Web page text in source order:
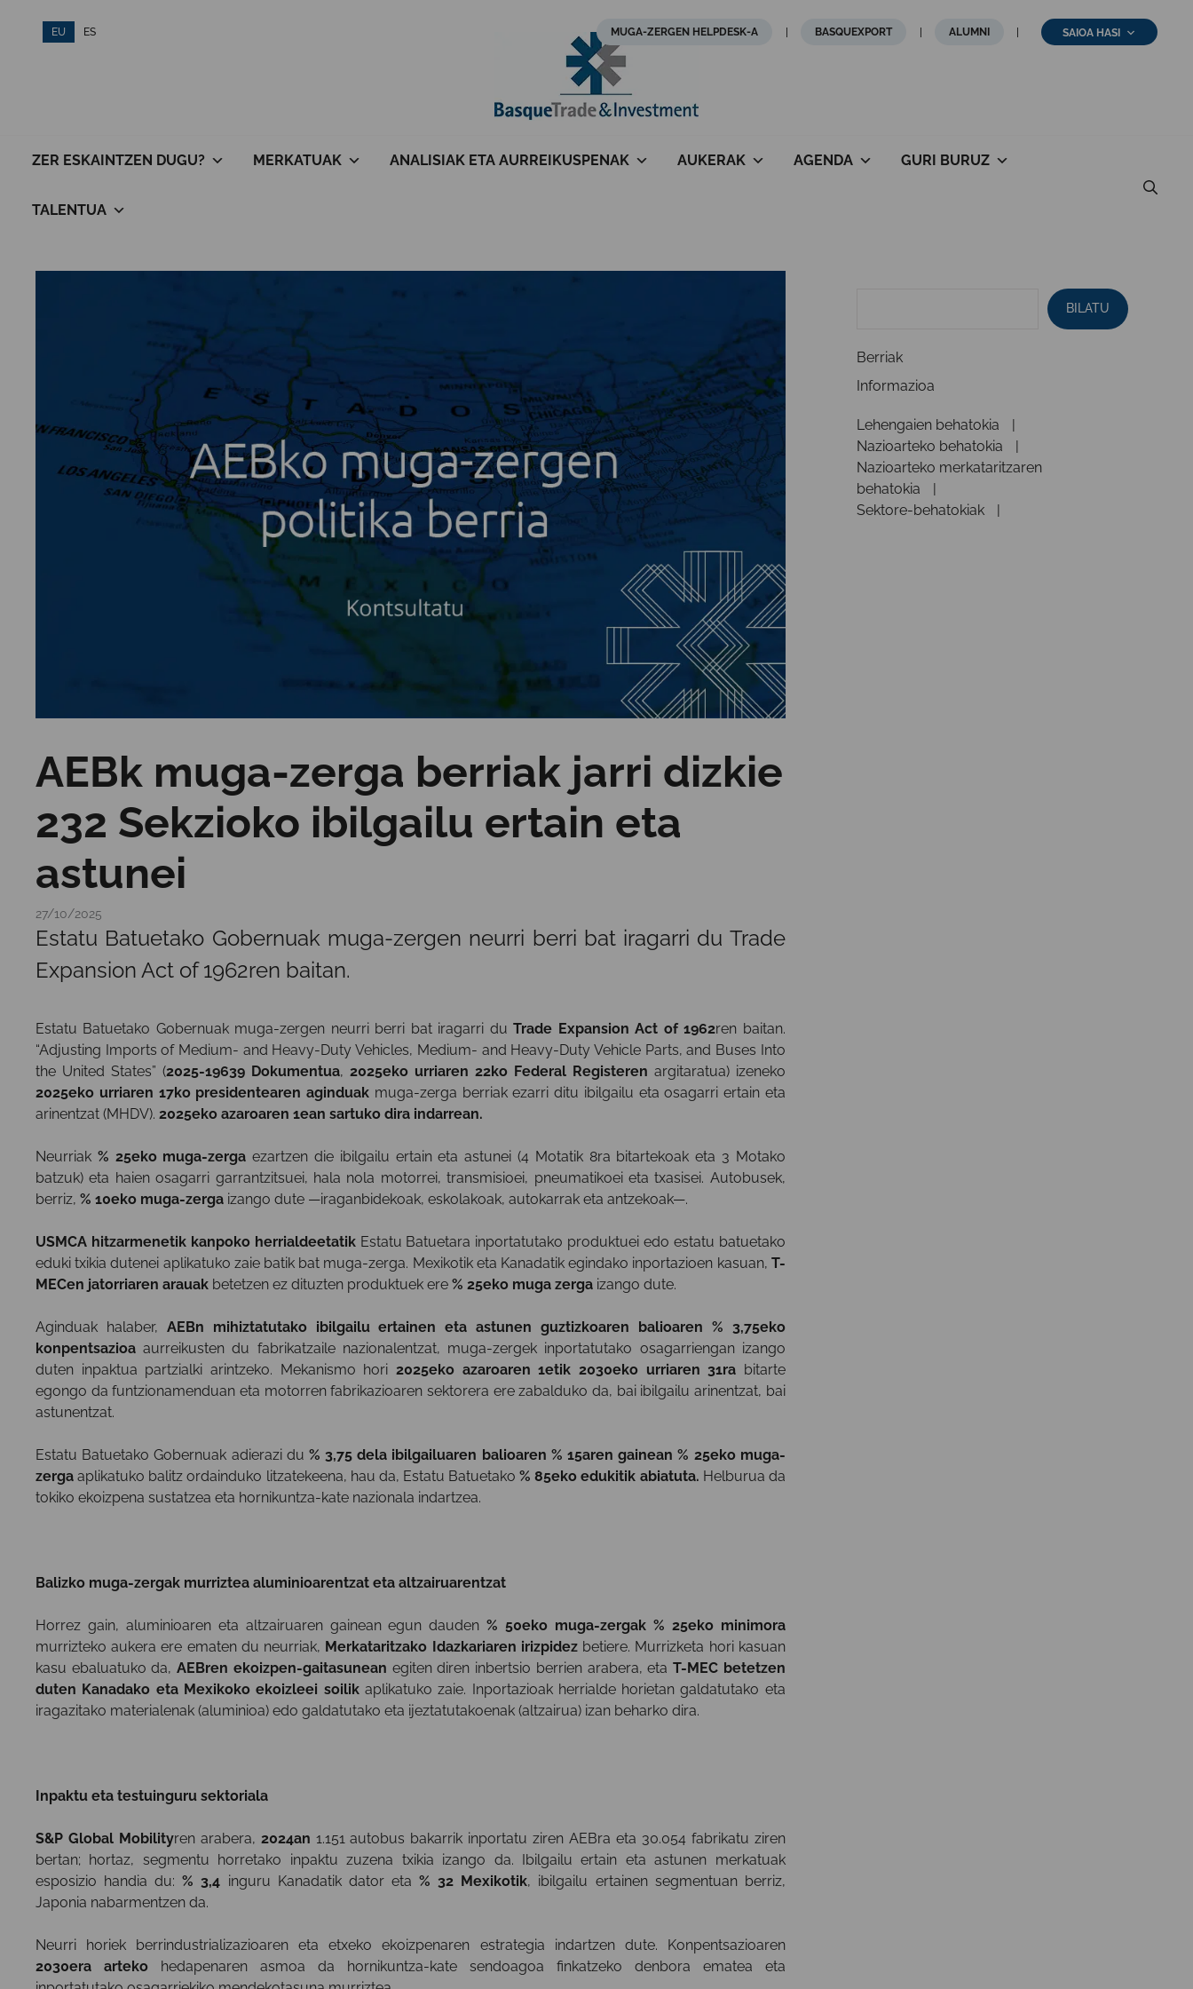
EU ES MUGA-ZERGEN HELPDESK-A BASQUEXPORT ALUMNI SAIOA HASI
ZER ESKAINTZEN DUGU? MERKATUAK ANALISIAK ETA AURREIKUSPENAK AUKERAK AGENDA GURI BURUZ
TALENTUA
AEBk muga-zerga berriak jarri dizkie
232 Sekzioko ibilgailu ertain eta
astunei
27/10/2025
Estatu Batuetako Gobernuak muga-zergen neurri berri bat iragarri du Trade
Expansion Act of 1962ren baitan.
Estatu Batuetako Gobernuak muga-zergen neurri berri bat iragarri duTrade Expansion Act of 1962ren baitan.
“Adjusting Imports of Medium- and Heavy-Duty Vehicles, Medium- and Heavy-Duty Vehicle Parts, and Buses Into
the United States” (2025-19639 Dokumentua, 2025eko urriaren 22ko Federal Registeren argitaratua) izeneko
2025eko urriaren 17ko presidentearen aginduak muga-zerga berriak ezarri ditu ibilgailu eta osagarri ertain eta
arinentzat (MHDV). 2025eko azaroaren 1ean sartuko dira indarrean.
Neurriak % 25eko muga-zerga ezartzen die ibilgailu ertain eta astunei (4 Motatik 8ra bitartekoak eta 3 Motako
batzuk) eta haien osagarri garrantzitsuei, hala nola motorrei, transmisioei, pneumatikoei eta txasisei. Autobusek,
berriz, % 10eko muga-zerga izango dute —iraganbidekoak, eskolakoak, autokarrak eta antzekoak—.
USMCA hitzarmenetik kanpoko herrialdeetatikEstatu Batuetara inportatutako produktuei edo estatu batuetako
eduki txikia dutenei aplikatuko zaie batik bat muga-zerga. Mexikotik eta Kanadatik egindako inportazioen kasuan, T-
MECen jatorriaren arauak betetzen ez dituzten produktuek ere % 25eko muga zerga izango dute.
Aginduak halaber, AEBn mihiztatutako ibilgailu ertainen eta astunen guztizkoaren balioaren % 3,75eko
konpentsazioa aurreikusten du fabrikatzaile nazionalentzat, muga-zergek inportatutako osagarriengan izango
duten inpaktua partzialki arintzeko. Mekanismo hori 2025eko azaroaren 1etik 2030eko urriaren 31ra bitarte
egongo da funtzionamenduan eta motorren fabrikazioaren sektorera ere zabalduko da, bai ibilgailu arinentzat, bai
astunentzat.
Estatu Batuetako Gobernuak adierazi du % 3,75 dela ibilgailuaren balioaren % 15aren gainean % 25eko muga-
zerga aplikatuko balitz ordainduko litzatekeena, hau da, Estatu Batuetako% 85eko edukitik abiatuta. Helburua da
tokiko ekoizpena sustatzea eta hornikuntza-kate nazionala indartzea.
Balizko muga-zergak murriztea aluminioarentzat eta altzairuarentzat
Horrez gain, aluminioaren eta altzairuaren gainean egun dauden% 50eko muga-zergak % 25eko minimora
murrizteko aukera ere ematen du neurriak, Merkataritzako Idazkariaren irizpidezbetiere. Murrizketa hori kasuan
kasu ebaluatuko da,AEBren ekoizpen-gaitasunean egiten diren inbertsio berrien arabera, etaT-MEC betetzen
duten Kanadako eta Mexikoko ekoizleei soilikaplikatuko zaie. Inportazioak herrialde horietan galdatutako eta
iragazitako materialenak (aluminioa) edo galdatutako eta ijeztatutakoenak (altzairua) izan beharko dira.
Inpaktu eta testuinguru sektoriala
S&P Global Mobilityren arabera, 2024an 1.151 autobus bakarrik inportatu ziren AEBra eta 30.054 fabrikatu ziren
bertan; hortaz, segmentu horretako inpaktu zuzena txikia izango da. Ibilgailu ertain eta astunen merkatuak
esposizio handia du:% 3,4 inguru Kanadatik dator eta% 32 Mexikotik, ibilgailu ertainen segmentuan berriz,
Japonia nabarmentzen da.
Neurri horiek berrindustrializazioaren eta etxeko ekoizpenaren estrategia indartzen dute. Konpentsazioaren
2030era artekohedapenaren asmoa da hornikuntza-kate sendoagoa finkatzeko denbora ematea eta
BILATU
Berriak
Informazioa
Lehengaien behatokia
Nazioarteko behatokia
Nazioarteko merkataritzaren
behatokia
Sektore-behatokiak